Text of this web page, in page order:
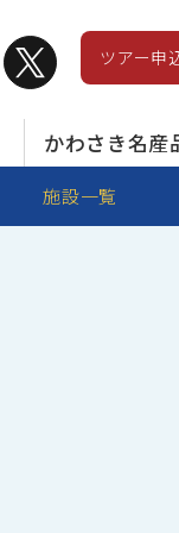
ツアー申
かわさき名産
施設一覧